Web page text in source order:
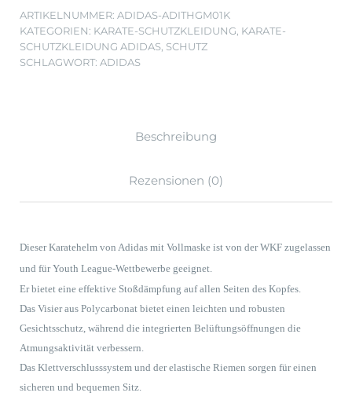
ARTIKELNUMMER: ADIDAS-ADITHGM01K
KATEGORIEN: KARATE-SCHUTZKLEIDUNG, KARATE-
SCHUTZKLEIDUNG ADIDAS, SCHUTZ
SCHLAGWORT: ADIDAS
Beschreibung
Rezensionen (0)
Dieser Karatehelm von Adidas mit Vollmaske ist von der WKF zugelassen
und für Youth League-Wettbewerbe geeignet.
Er bietet eine effektive Stoßdämpfung auf allen Seiten des Kopfes.
Das Visier aus Polycarbonat bietet einen leichten und robusten
Gesichtsschutz, während die integrierten Belüftungsöffnungen die
Atmungsaktivität verbessern.
Das Klettverschlusssystem und der elastische Riemen sorgen für einen
sicheren und bequemen Sitz.